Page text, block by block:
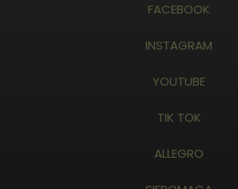
FACEBOOK
INSTAGRAM
YOUTUBE
TIK TOK
ALLEGRO